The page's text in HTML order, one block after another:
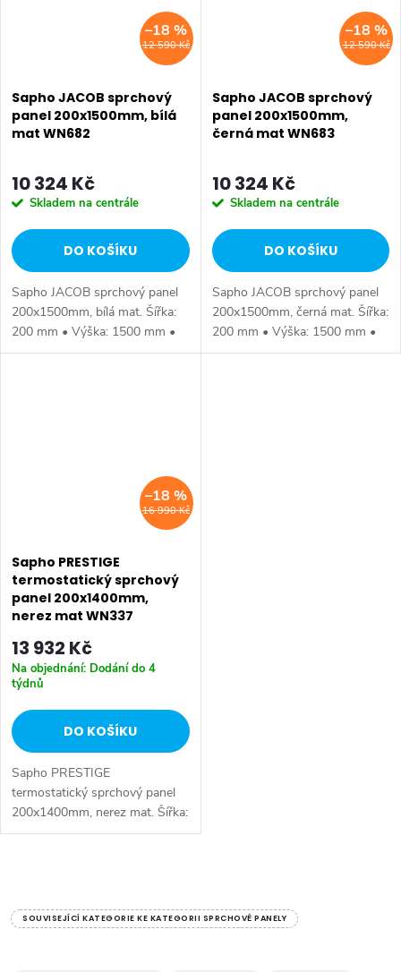
12 590 Kč
–18 %
Sapho JACOB sprchový
panel 200x1500mm, bílá
mat WN682
10 324 Kč
Skladem na centrále
DO KOŠÍKU
Sapho JACOB sprchový panel
200x1500mm, bílá mat. Šířka:
200 mm • Výška: 1500 mm •
Hloubka: 470 mm • Barva: Bílá
12 590 Kč
–18 %
Sapho JACOB sprchový
panel 200x1500mm,
černá mat WN683
10 324 Kč
Skladem na centrále
DO KOŠÍKU
Sapho JACOB sprchový panel
200x1500mm, černá mat. Šířka:
200 mm • Výška: 1500 mm •
Hloubka: 470 mm • Barva:
16 990 Kč
–18 %
Sapho PRESTIGE
termostatický sprchový
panel 200x1400mm,
nerez mat WN337
13 932 Kč
Na objednání: Dodání do 4
týdnů
DO KOŠÍKU
Sapho PRESTIGE
termostatický sprchový panel
200x1400mm, nerez mat. Šířka:
200 mm • Výška: 1400 mm •
vSOUVISEJÍCÍ KATEGORIE KE KATEGORII SPRCHOVÉ PANELY